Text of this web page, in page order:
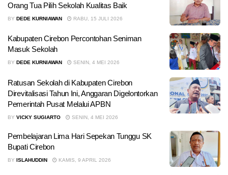
Orang Tua Pilih Sekolah Kualitas Baik
BY DEDE KURNIAWAN RABU, 15 JULI 2026
Kabupaten Cirebon Percontohan Seniman
Masuk Sekolah
BY DEDE KURNIAWAN SENIN, 4 MEI 2026
Ratusan Sekolah di Kabupaten Cirebon
Direvitalisasi Tahun Ini, Anggaran Digelontorkan
Pemerintah Pusat Melalui APBN
BY VICKY SUGIARTO SENIN, 4 MEI 2026
Pembelajaran Lima Hari Sepekan Tunggu SK
Bupati Cirebon
BY ISLAHUDDIN KAMIS, 9 APRIL 2026